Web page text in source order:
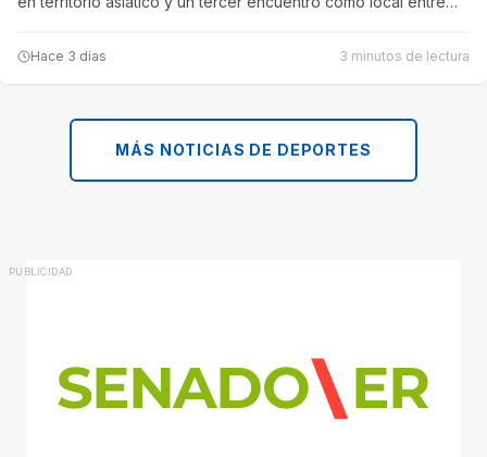
Hace 3 días 3 minutos de lectura
MÁS NOTICIAS DE DEPORTES